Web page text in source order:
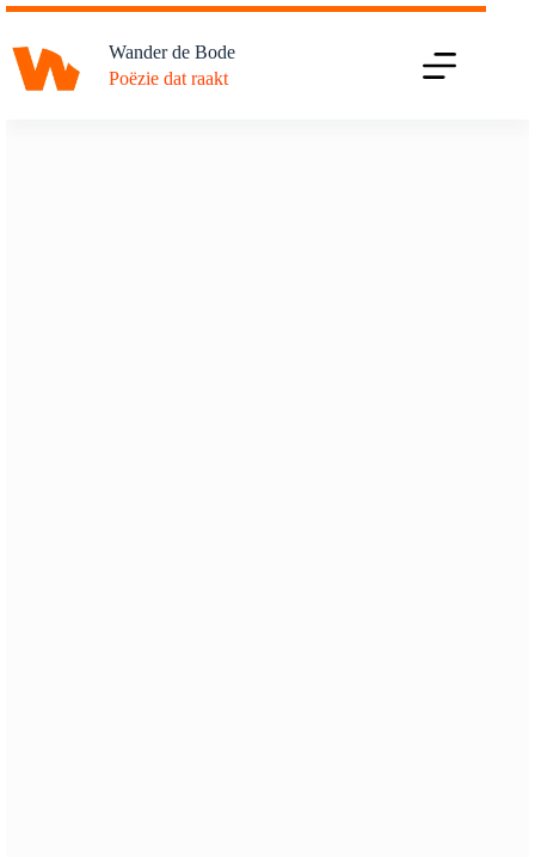
Ga
de
inhoud
Wander de Bode
Poëzie dat raakt